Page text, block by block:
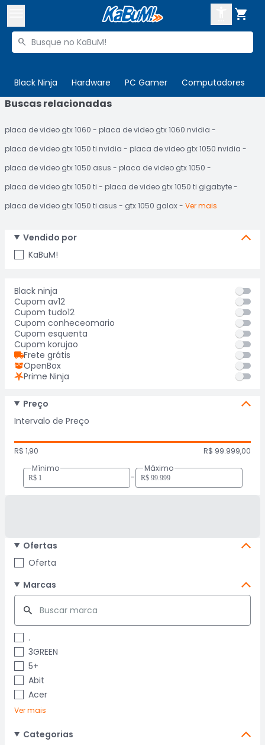

Buscar produtos

Black Ninja Hardware PC Gamer Computadores

 Departamentos
Cupons
Mais Vendidos
ENTRE
CADASTRE-SE
Buscas relacionadas
placa de video gtx 1060
placa de video gtx 1060 nvidia
placa de video gtx 1050 ti nvidia
placa de video gtx 1050 nvidia
placa de video gtx 1050 asus
placa de video gtx 1050
placa de video gtx 1050 ti
placa de video gtx 1050 ti gigabyte
placa de video gtx 1050 ti asus
gtx 1050 galax Ver mais
Vendido por
KaBuM!
Black ninja
Cupom av12
Cupom tudo12
Cupom conheceomario
Cupom esquenta
Cupom korujao
Frete grátis
OpenBox
Prime Ninja
Preço
Intervalo de Preço
R$ 1,90
R$ 99.999,00
Mínimo
-
Máximo
Ofertas
Oferta
Marcas
.
3GREEN
5+
Abit
Acer
Ver mais
Categorias